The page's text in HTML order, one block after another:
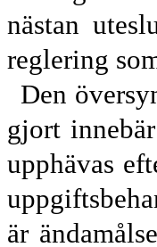
nästan
reglering
Den
gjort
upphävas
är